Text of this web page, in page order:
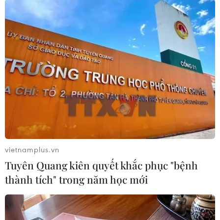
#Bộ Nông nghiệp và Phát triển Nông thôn
#Đề án phát triển cây công nghiệp chủ lực
#càphê
#cao su
#hồ tiêu
Theo dõi VietnamPlus
TIN CÙNG CHUYÊN MỤC
vietnamplus.vn
Tuyên Quang kiên quyết khắc phục "bệnh
thành tích" trong năm học mới